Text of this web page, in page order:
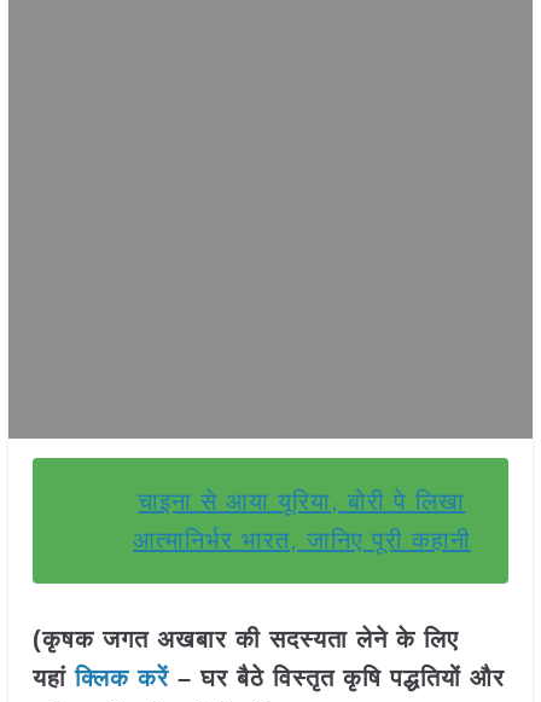
चाइना से आया यूरिया, बोरी पे लिखा
आत्मानिर्भर भारत, जानिए पूरी कहानी
(कृषक जगत अखबार की सदस्यता लेने के लिए
यहांक्लिक करें– घर बैठे विस्तृत कृषि पद्धतियों और